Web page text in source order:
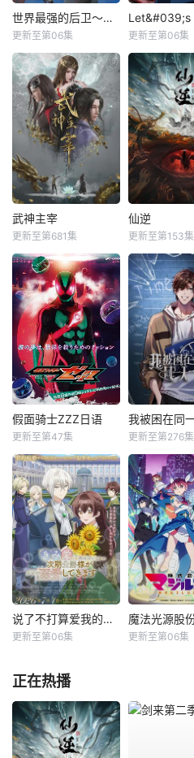
世界最强的后卫～迷宫国的新人探索者～
更新至第06集 更新至第06集
武神主宰
更新至第681集
仙逆
更新至第153集
假面骑士ZZZ日语
更新至第47集 更新至第276集
说了不打算爱我的公爵继承人，不知为何对我宠爱有加
更新至第06集 更新至第06集
正在热播